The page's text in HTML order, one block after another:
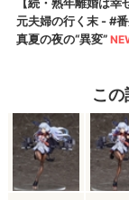
この